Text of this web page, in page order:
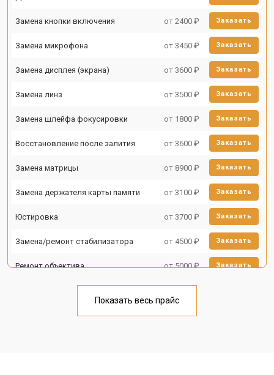
Замена кнопки включения от 2400 ₽ Заказать
Замена микрофона от 3450 ₽ Заказать
Замена дисплея (экрана) от 3600 ₽ Заказать
Замена линз от 3500 ₽ Заказать
Замена шлейфа фокусировки от 1800 ₽ Заказать
Восстановление после залития от 3600 ₽ Заказать
Замена матрицы от 8900 ₽ Заказать
Замена держателя карты памяти от 3100 ₽ Заказать
Юстировка от 3700 ₽ Заказать
Замена/ремонт стабилизатора от 4500 ₽ Заказать
Ремонт объектива от 5000 ₽ Заказать
Показать весь прайс